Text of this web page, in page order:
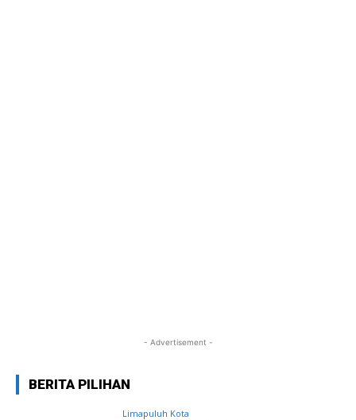
- Advertisement -
BERITA PILIHAN
Limapuluh Kota